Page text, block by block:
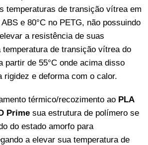
temperaturas de transição vítrea em
e 80°C no PETG, não possuindo
a resistência de suas
de transição vítrea do
partir de 55°C onde acima disso
rigidez e deforma com o calor.
térmico/recozimento ao PLA
Prime sua estrutura de polímero se
do estado amorfo para
a elevar sua temperatura de